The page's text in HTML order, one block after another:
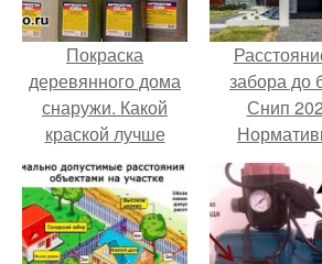
Покраска
деревянного дома
снаружи. Какой
краской лучше
покрасить
деревянный дом
снаружи
забора до
Снип
законы